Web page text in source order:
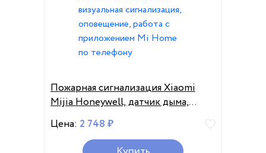
Пожарная сигнализация Xiaomi
Mijia Honeywell, датчик дыма,
звуковая визуальная сигнализация,
оповещение, работа с
приложением Mi Home по
Цена: 2 748 ₽